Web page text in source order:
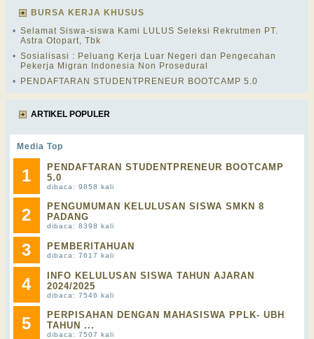
BURSA KERJA KHUSUS
• Selamat Siswa-siswa Kami LULUS Seleksi Rekrutmen PT.
Astra Otopart, Tbk
• Sosialisasi : Peluang Kerja Luar Negeri dan Pengecahan
Pekerja Migran Indonesia Non Prosedural
•
PENDAFTARAN STUDENTPRENEUR BOOTCAMP 5.0
ARTIKEL POPULER
Media Top
1
PENDAFTARAN STUDENTPRENEUR BOOTCAMP
5.0
dibaca: 9858 kali
2
PENGUMUMAN KELULUSAN SISWA SMKN 8
PADANG
dibaca: 8398 kali
3 PEMBERITAHUAN
dibaca: 7617 kali
4
INFO KELULUSAN SISWA TAHUN AJARAN
2024/2025
dibaca: 7546 kali
5
PERPISAHAN DENGAN MAHASISWA PPLK- UBH
TAHUN ...
dibaca: 7507 kali